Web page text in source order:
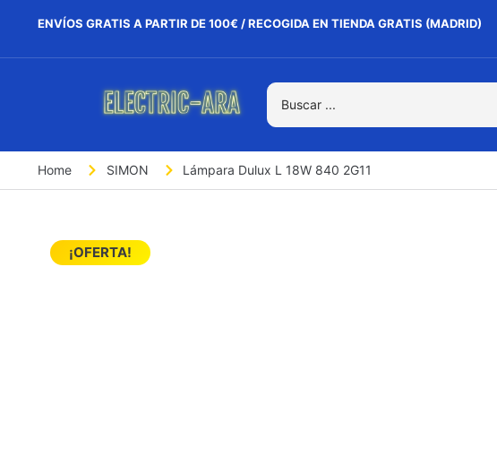
ENVÍOS GRATIS A PARTIR DE 100€ / RECOGIDA EN TIENDA GRATIS (MADRID)
Home SIMON Lámpara Dulux L 18W 840 2G11
¡OFERTA!